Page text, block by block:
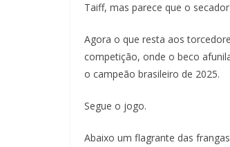
Taiff, mas parece que o
Agora o que resta aos
competição, onde o beco
o campeão brasileiro de 2025.
Segue o jogo.
Abaixo um flagrante das